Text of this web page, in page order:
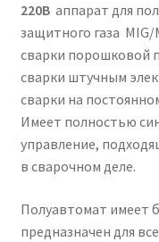
220В аппарат для
защитного газа MIG/
сварки порошковой
сварки штучным
сварки на
Имеет полностью
управление,
в сварочном деле.
Полуавтомат имеет
предназначен для